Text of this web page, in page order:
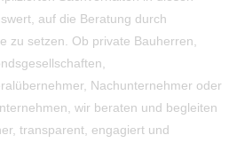
auf die Beratung durch
zu setzen. Ob private Bauherren,
Nachunternehmer oder
wir beraten und begleiten
transparent, engagiert und